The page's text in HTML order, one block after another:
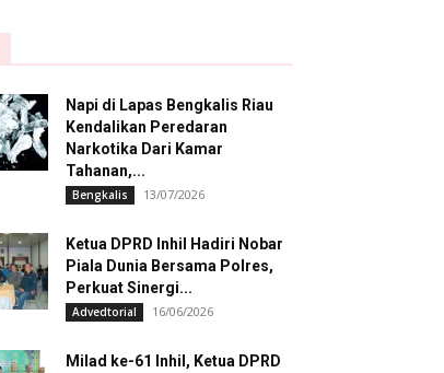
Napi di Lapas Bengkalis Riau
Kendalikan Peredaran
Narkotika Dari Kamar
Tahanan,...
Bengkalis 13/07/2026
Ketua DPRD Inhil Hadiri Nobar
Piala Dunia Bersama Polres,
Perkuat Sinergi...
Advedtorial 16/06/2026
Milad ke-61 Inhil, Ketua DPRD